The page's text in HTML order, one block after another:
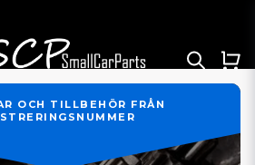
OCH TILLBEHÖR FRÅN